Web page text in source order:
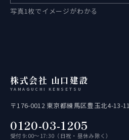
写真1枚でイメージがわかる
株式会社 山口建設
YAMAGUCHI KENSETSU
〒176-0012 東京都練馬区豊玉北4-13-11
0120-03-1205
受付 9:00〜17:30（日祝・昼休み除く）